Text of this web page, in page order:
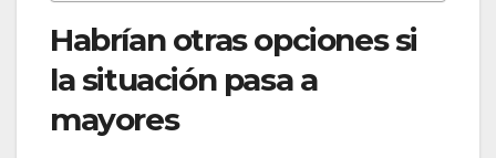
Habrían otras opciones si
la situación pasa a
mayores